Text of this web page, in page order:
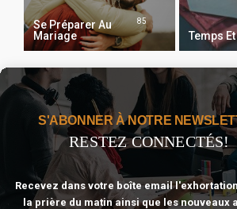
Se Préparer Au
Mariage
85
Temps
Recevoir Notre Newsletter Chaque
The real voyage of discovery consists not in
seeing with new eyes. All journeys have
which the traveler is unaware.
S'ABONNER À NOTRE
RESTEZ CONNECTÉS!
Recevez dans votre boîte email
la prière du matin ainsi que les nouveaux